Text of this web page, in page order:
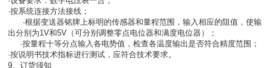
·按系统连接方法接线；
·根据变送器铭牌上标明的传感器和量程范围，输入相应的阻值，使输
出分别为1V和5V（可分别调整零点电位器和满度电位器）；
·按量程十等分点输入各电势值，检查各温度输出是否符合精度范围；
·按说明书技术指标进行测试，应符合技术要求。
9、订货须知